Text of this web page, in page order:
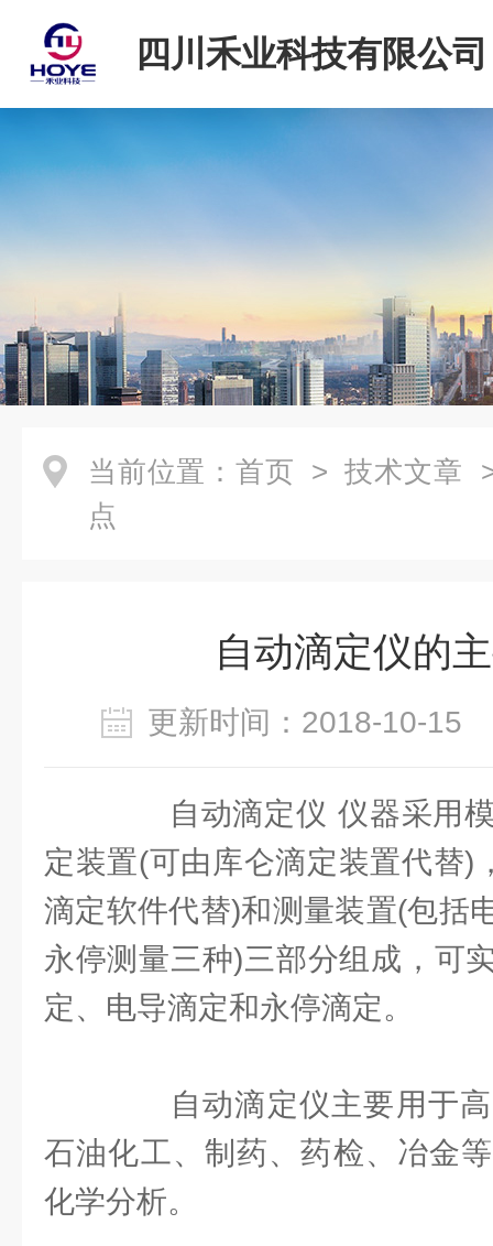
四川禾业科技有限公司
当前位置： 首页 > 技术文章
点
自动滴定仪的
更新时间：2018-10-
自动滴定仪 仪器采用模
定装置(可由库仑滴定装置代替)
滴定软件代替)和测量装置(包括
永停测量三种)三部分组成，可
定、电导滴定和永停滴定。
自动滴定仪主要用于高
石油化工、制药、药检、冶金
化学分析。